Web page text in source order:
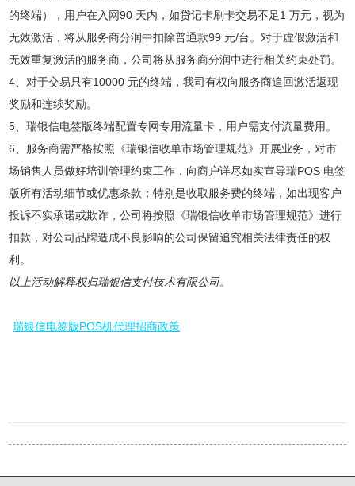
的终端），用户在入网90 天内，如贷记卡刷卡交易不足1 万元，视为
无效激活，将从服务商分润中扣除普通款99 元/台。对于虚假激活和
无效重复激活的服务商，公司将从服务商分润中进行相关约束处罚。
4、对于交易只有10000 元的终端，我司有权向服务商追回激活返现
奖励和连续奖励。
5、瑞银信电签版终端配置专网专用流量卡，用户需支付流量费用。
6、服务商需严格按照《瑞银信收单市场管理规范》开展业务，对市
场销售人员做好培训管理约束工作，向商户详尽如实宣导瑞POS 电签
版所有活动细节或优惠条款；特别是收取服务费的终端，如出现客户
投诉不实承诺或欺诈，公司将按照《瑞银信收单市场管理规范》进行
扣款，对公司品牌造成不良影响的公司保留追究相关法律责任的权
利。
以上活动解释权归瑞银信支付技术有限公司。
瑞银信电签版POS机代理招商政策